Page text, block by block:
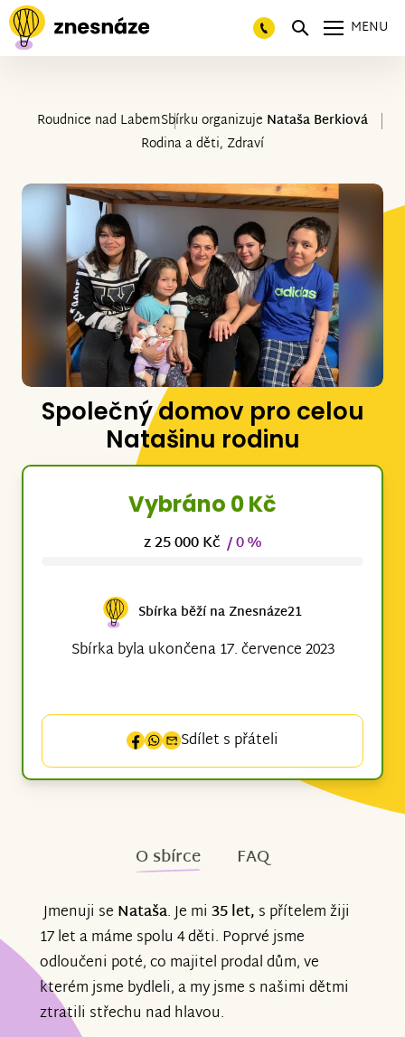
MENU
Roudnice nad LabemSbírku organizuje Nataša Berkiová
Rodina a děti, Zdraví
Společný domov pro celou
Natašinu rodinu
Vybráno 0 Kč
z 25 000 Kč / 0 %
Sbírka běží na Znesnáze21
Sbírka byla ukončena 17. července 2023
Sdílet s přáteli
O sbírce FAQ
Jmenuji se Nataša. Je mi 35 let, s přítelem žiji
17 let a máme spolu 4 děti. Poprvé jsme
odloučeni poté, co majitel prodal dům, ve
kterém jsme bydleli, a my jsme s našimi dětmi
ztratili střechu nad hlavou.